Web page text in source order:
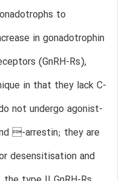
to
in gonadotrophin
(GnRH-Rs),
in that they lack C-
not undergo agonist-
-arrestin; they are
desensitisation and